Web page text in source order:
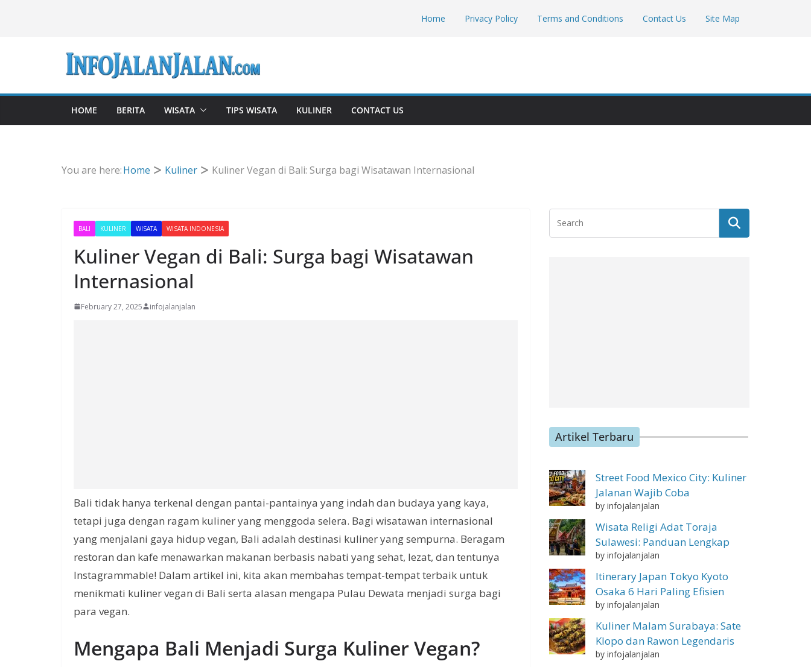
Home Privacy Policy Terms and Conditions Contact Us Site Map
HOME BERITA WISATA TIPS WISATA KULINER CONTACT US
You are here:Home Kuliner Kuliner Vegan di Bali: Surga bagi Wisatawan Internasional
BALI KULINER WISATA WISATA INDONESIA
Kuliner Vegan di Bali: Surga bagi Wisatawan
Internasional
February 27, 2025 infojalanjalan
Bali tidak hanya terkenal dengan pantai-pantainya yang indah dan budaya yang kaya,
tetapi juga dengan ragam kuliner yang menggoda selera. Bagi wisatawan internasional
yang menjalani gaya hidup vegan, Bali adalah destinasi kuliner yang sempurna. Beragam
restoran dan kafe menawarkan makanan berbasis nabati yang sehat, lezat, dan tentunya
Instagrammable! Dalam artikel ini, kita akan membahas tempat-tempat terbaik untuk
menikmati kuliner vegan di Bali serta alasan mengapa Pulau Dewata menjadi surga bagi
para vegan.
Mengapa Bali Menjadi Surga Kuliner Vegan?
Artikel Terbaru
Street Food Mexico City: Kuliner
Jalanan Wajib Coba
by infojalanjalan
Wisata Religi Adat Toraja
Sulawesi: Panduan Lengkap
by infojalanjalan
Itinerary Japan Tokyo Kyoto
Osaka 6 Hari Paling Efisien
by infojalanjalan
Kuliner Malam Surabaya: Sate
Klopo dan Rawon Legendaris
by infojalanjalan